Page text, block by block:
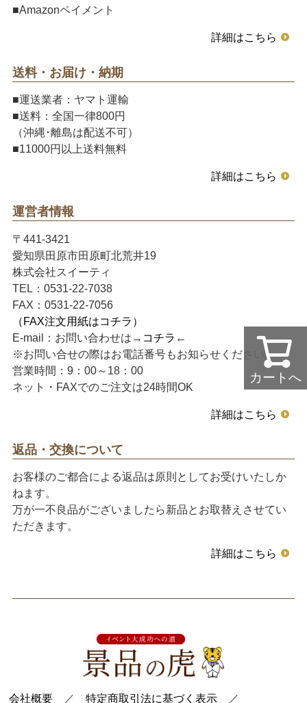
カートへ
■Amazonペイメント
詳細はこちら
送料・お届け・納期
■運送業者：ヤマト運輸
■送料：全国一律800円
（沖縄･離島は配送不可）
■11000円以上送料無料
詳細はこちら
運営者情報
〒441-3421
愛知県田原市田原町北荒井19
株式会社スイーティ
TEL：0531-22-7038
FAX：0531-22-7056
（FAX注文用紙はコチラ）
E-mail：お問い合わせは→ コチラ ←
※お問い合せの際はお電話番号もお知らせください。
営業時間：9：00～18：00
ネット・FAXでのご注文は24時間OK
詳細はこちら
返品・交換について
お客様のご都合による返品は原則としてお受けいたしか
ねます。
万が一不良品がございましたら新品とお取替えさせてい
ただきます。
詳細はこちら
会社概要 ／特定商取引法に基づく表示 ／